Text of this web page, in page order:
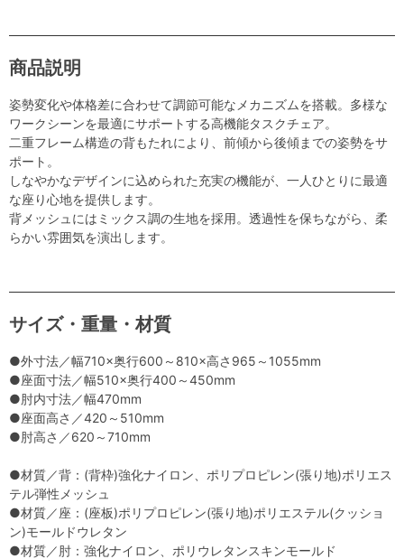
商品説明
姿勢変化や体格差に合わせて調節可能なメカニズムを搭載。多様な
ワークシーンを最適にサポートする高機能タスクチェア。
二重フレーム構造の背もたれにより、前傾から後傾までの姿勢をサ
ポート。
しなやかなデザインに込められた充実の機能が、一人ひとりに最適
な座り心地を提供します。
背メッシュにはミックス調の生地を採用。透過性を保ちながら、柔
らかい雰囲気を演出します。
サイズ・重量・材質
●外寸法／幅710×奥行600～810×高さ965～1055mm
●座面寸法／幅510×奥行400～450mm
●肘内寸法／幅470mm
●座面高さ／420～510mm
●肘高さ／620～710mm
●材質／背：(背枠)強化ナイロン、ポリプロピレン(張り地)ポリエス
テル弾性メッシュ
●材質／座：(座板)ポリプロピレン(張り地)ポリエステル(クッショ
ン)モールドウレタン
●材質／肘：強化ナイロン、ポリウレタンスキンモールド